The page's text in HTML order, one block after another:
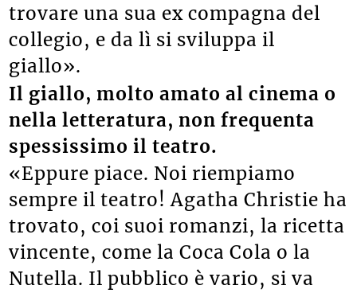
trovare una sua ex compagna del
collegio, e da lì si sviluppa il
giallo».
Il giallo, molto amato al cinema o
nella letteratura, non frequenta
spessissimo il teatro.
«Eppure piace. Noi riempiamo
sempre il teatro! Agatha Christie ha
trovato, coi suoi romanzi, la ricetta
vincente, come la Coca Cola o la
Nutella. Il pubblico è vario, si va